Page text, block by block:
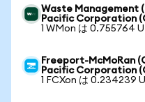
Waste Management
Pacific Corporation
1 WMon は 0.755764
Freeport-McMoRan
Pacific Corporation
1 FCXon は 0.234239